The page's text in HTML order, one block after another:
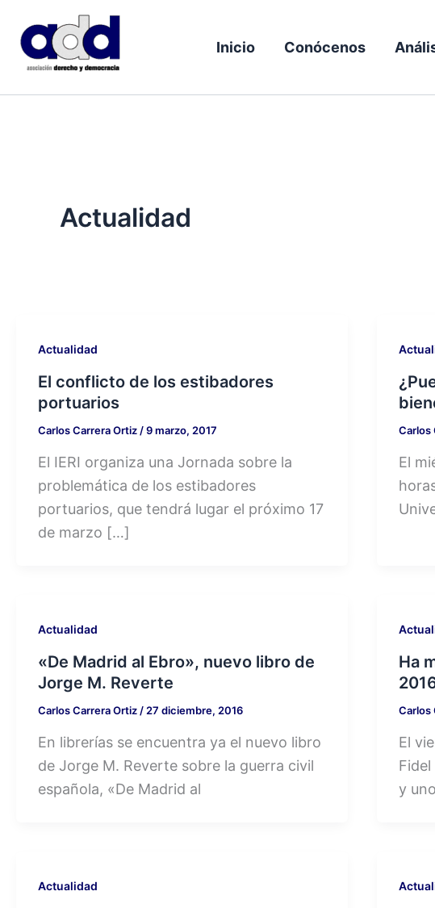
contenido
Inicio Conócenos
Actualidad
Actualidad
El conflicto de los estibadores
portuarios
Carlos Carrera Ortiz/9 marzo, 2017
El IERI organiza una Jornada sobre la
problemática de los estibadores
portuarios, que tendrá lugar el próximo 17
de marzo […]
Carlos
El
Actualidad
«De Madrid al Ebro», nuevo libro de
Jorge M. Reverte
Carlos Carrera Ortiz/27 diciembre, 2016
En librerías se encuentra ya el nuevo libro
de Jorge M. Reverte sobre la guerra civil
española, «De Madrid al
Ha
Carlos
El
y
Actualidad